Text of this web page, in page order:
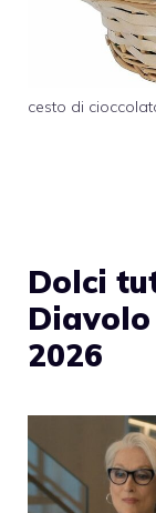
cesto di
Dolci
2026